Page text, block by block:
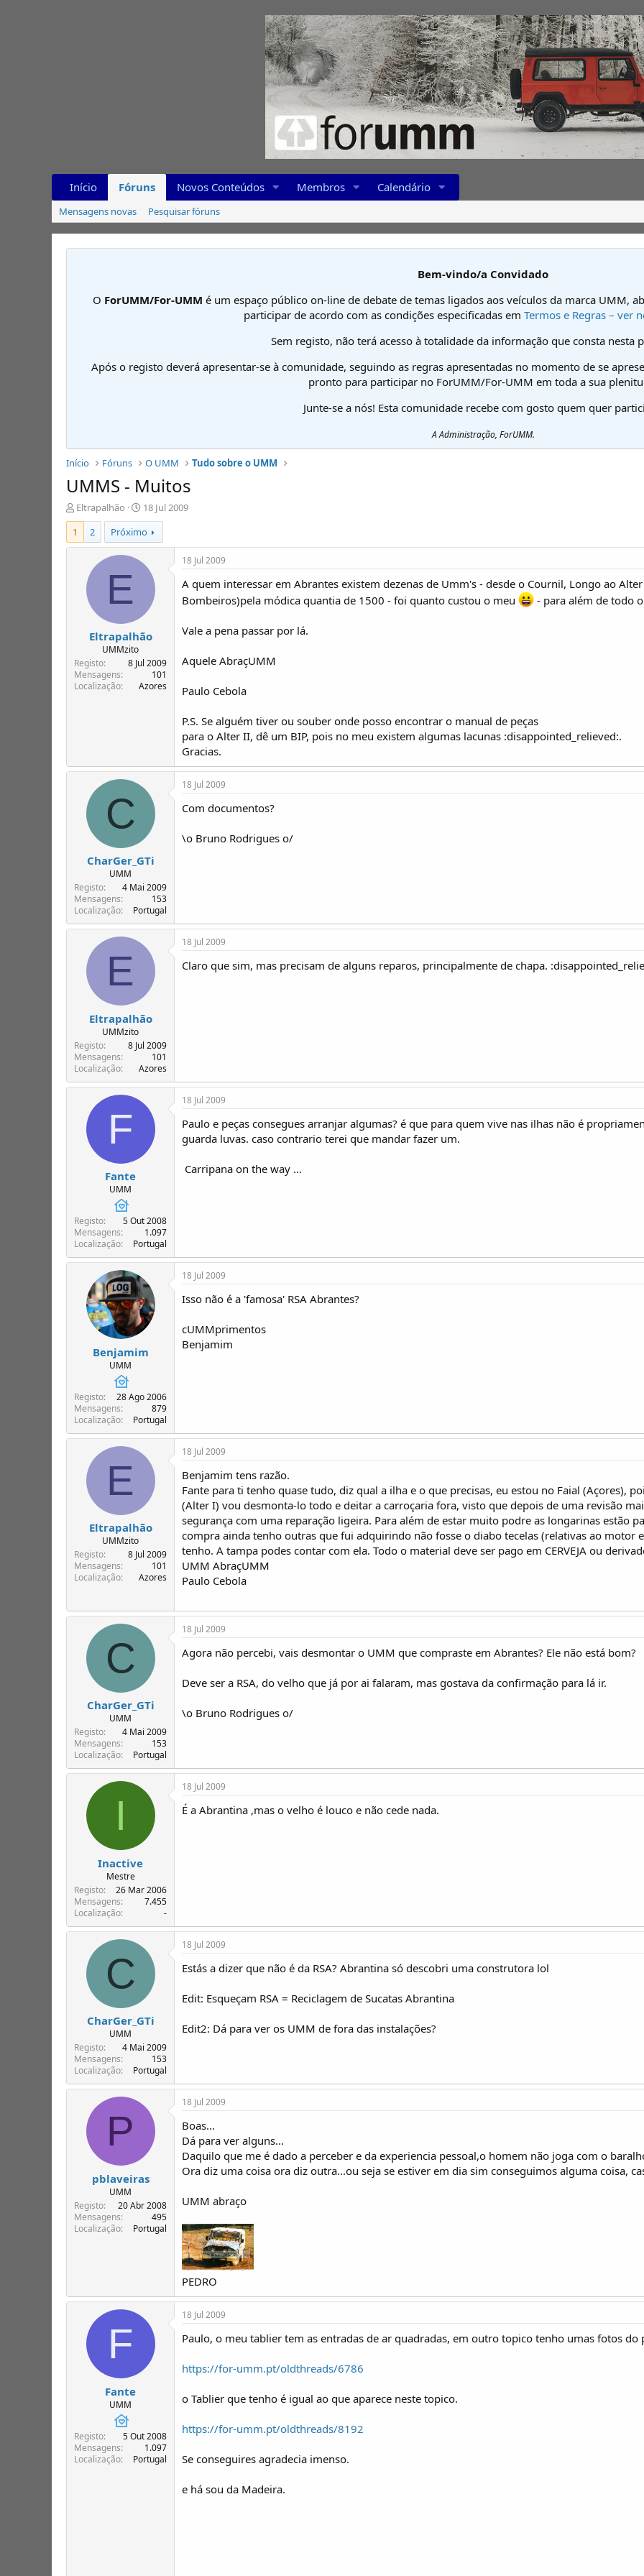
Início Fóruns Novos Conteúdos Membros Calendário
Mensagens novas Pesquisar fóruns
Bem-vindo/a Convidado
O ForUMM/For-UMM é um espaço público on-line de debate de temas ligados aos veículos da marca UMM,
participar de acordo com as condições especificadas em Termos e Regras – ver
Sem registo, não terá acesso à totalidade da informação que consta nesta
Após o registo deverá apresentar-se à comunidade, seguindo as regras apresentadas no momento de se
pronto para participar no ForUMM/For-UMM em toda a sua
Junte-se a nós! Esta comunidade recebe com gosto quem quer
A Administração, ForUMM.
Início Fóruns O UMM Tudo sobre o UMM
UMMS - Muitos
I
n
i
c
ó
p
i
Eltrapalhão
D
a
t
a
e
i
18 Jul 2009
1
2 Próximo
E
Eltrapalhão
UMMzito
Registo
8 Jul 2009
Mensagens
101
Localização
Azores
18 Jul 2009
A quem interessar em Abrantes existem dezenas de Umm's - desde o Cournil, Longo ao
Bombeiros)pela módica quantia de 1500 - foi quanto custou o meu
- para além de todo
Vale a pena passar por lá.
Aquele AbraçUMM
Paulo Cebola
P.S. Se alguém tiver ou souber onde posso encontrar o manual de peças
para o Alter II, dê um BIP, pois no meu existem algumas lacunas :disappointed_relieved:.
Gracias.
C
CharGer_GTi
UMM
Registo
4 Mai 2009
Mensagens
153
Localização
Portugal
18 Jul 2009
Com documentos?
\o Bruno Rodrigues o/
E
Eltrapalhão
UMMzito
Registo
8 Jul 2009
Mensagens
101
Localização
Azores
18 Jul 2009
Claro que sim, mas precisam de alguns reparos, principalmente de chapa.
F
Fante
UMM
Registo
5 Out 2008
Mensagens
1.097
Localização
Portugal
18 Jul 2009
Paulo e peças consegues arranjar algumas? é que para quem vive nas ilhas não é
guarda luvas. caso contrario terei que mandar fazer um.
Carripana on the way ...
Benjamim
UMM
Registo
28 Ago 2006
Mensagens
879
Localização
Portugal
18 Jul 2009
Isso não é a 'famosa' RSA Abrantes?
cUMMprimentos
Benjamim
E
Eltrapalhão
UMMzito
Registo
8 Jul 2009
Mensagens
101
Localização
Azores
18 Jul 2009
Benjamim tens razão.
Fante para ti tenho quase tudo, diz qual a ilha e o que precisas, eu estou no Faial (Açores),
(Alter I) vou desmonta-lo todo e deitar a carroçaria fora, visto que depois de uma revisão
segurança com uma reparação ligeira. Para além de estar muito podre as longarinas estão
compra ainda tenho outras que fui adquirindo não fosse o diabo tecelas (relativas ao motor
tenho. A tampa podes contar com ela. Todo o material deve ser pago em CERVEJA ou
UMM AbraçUMM
Paulo Cebola
C
CharGer_GTi
UMM
Registo
4 Mai 2009
Mensagens
153
Localização
Portugal
18 Jul 2009
Agora não percebi, vais desmontar o UMM que compraste em Abrantes? Ele não está bom?
Deve ser a RSA, do velho que já por ai falaram, mas gostava da confirmação para lá ir.
\o Bruno Rodrigues o/
I
Inactive
Mestre
Registo
26 Mar 2006
Mensagens
7.455
Localização
-
18 Jul 2009
É a Abrantina ,mas o velho é louco e não cede nada.
C
CharGer_GTi
UMM
Registo
4 Mai 2009
Mensagens
153
Localização
Portugal
18 Jul 2009
Estás a dizer que não é da RSA? Abrantina só descobri uma construtora lol
Edit: Esqueçam RSA = Reciclagem de Sucatas Abrantina
Edit2: Dá para ver os UMM de fora das instalações?
P
pblaveiras
UMM
Registo
20 Abr 2008
Mensagens
495
Localização
Portugal
18 Jul 2009
Boas...
Dá para ver alguns...
Daquilo que me é dado a perceber e da experiencia pessoal,o homem não joga com o
Ora diz uma coisa ora diz outra...ou seja se estiver em dia sim conseguimos alguma coisa,
UMM abraço
PEDRO
F
Fante
UMM
Registo
5 Out 2008
Mensagens
1.097
Localização
Portugal
18 Jul 2009
Paulo, o meu tablier tem as entradas de ar quadradas, em outro topico tenho umas fotos do
https://for-umm.pt/oldthreads/6786
o Tablier que tenho é igual ao que aparece neste topico.
https://for-umm.pt/oldthreads/8192
Se conseguires agradecia imenso.
e há sou da Madeira.